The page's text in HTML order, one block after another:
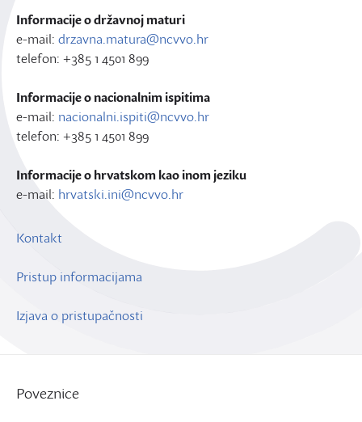
Informacije o državnoj maturi
e-mail: drzavna.matura@ncvvo.hr
telefon: +385 1 4501 899
Informacije o nacionalnim ispitima
e-mail: nacionalni.ispiti@ncvvo.hr
telefon: +385 1 4501 899
Informacije o hrvatskom kao inom jeziku
e-mail: hrvatski.ini@ncvvo.hr
Kontakt
Pristup informacijama
Izjava o pristupačnosti
Poveznice